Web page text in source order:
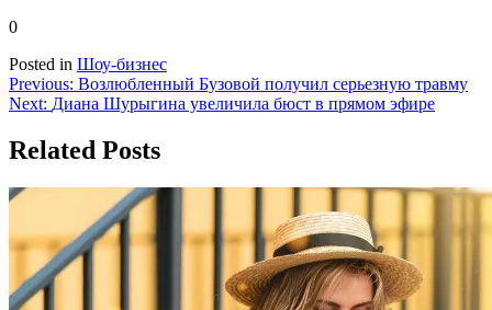
0
Posted in Шоу-бизнес
Навигация
по
записям
Previous: Возлюбленный Бузовой получил серьезную травму
Next: Диана Шурыгина увеличила бюст в прямом эфире
Related Posts